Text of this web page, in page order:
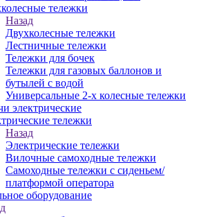
тележки
Назад
Двухколесные тележки
Лестничные тележки
Тележки для бочек
Тележки для газовых баллонов и
бутылей с водой
Универсальные 2-х колесные тележки
электрические
тележки
Назад
Электрические тележки
Вилочные самоходные тележки
Самоходные тележки с сиденьем/
платформой оператора
оборудование